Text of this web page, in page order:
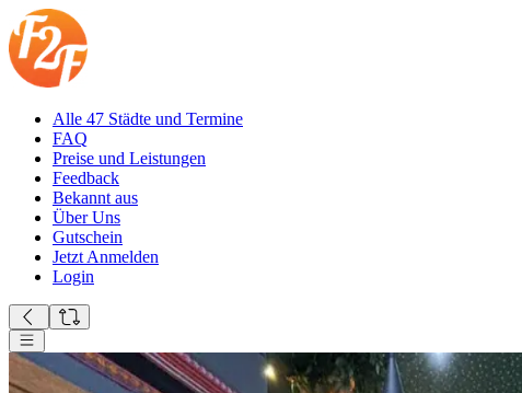
Alle 47 Städte und Termine
FAQ
Preise und Leistungen
Feedback
Bekannt aus
Über Uns
Gutschein
Jetzt Anmelden
Login